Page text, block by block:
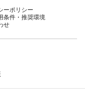
ーポリシー
条件・推奨環境
せ